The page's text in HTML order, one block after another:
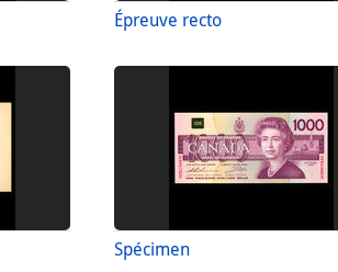
Épreuve recto
Spécimen